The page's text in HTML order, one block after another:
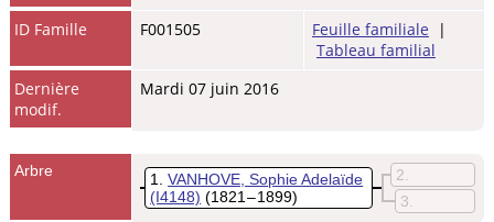
ID Famille
F001505 Feuille familiale |
Tableau familial
Dernière
modif.
Mardi 07 juin 2016
Arbre 1
VANHOVE, Sophie Adelaïde
(I4148) (1821 – 1899)
2
3